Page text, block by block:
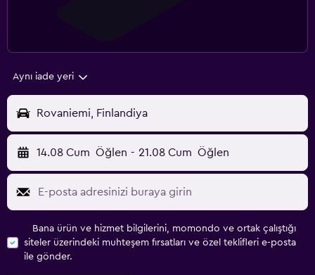
Aynı iade yeri
Rovaniemi, Finlandiya
14.08 Cum Öğlen - 21.08 Cum Öğlen
Bana ürün ve hizmet bilgilerini, momondo ve ortak çalıştığı
siteler üzerindeki muhteşem fırsatları ve özel teklifleri e-posta
ile gönder.